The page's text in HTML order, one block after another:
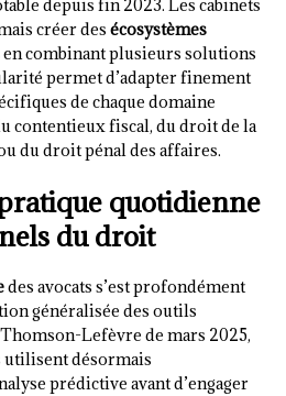
depuis fin 2023. Les cabinets
créer des écosystèmes
en combinant plusieurs solutions
permet d’adapter finement
de chaque domaine
contentieux fiscal, du droit de la
du droit pénal des affaires.
quotidienne
du droit
des avocats s’est profondément
généralisée des outils
Lefèvre de mars 2025,
utilisent désormais
prédictive avant d’engager